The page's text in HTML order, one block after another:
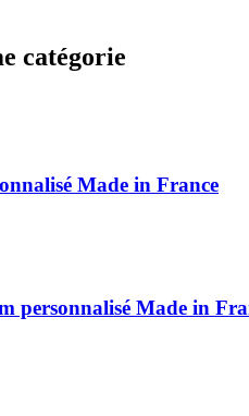
catégorie
Made in France
personnalisé Made in